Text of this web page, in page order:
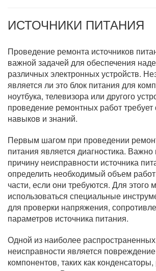
ИСТОЧНИКИ ПИТАНИЯ
Проведение ремонта источников
важной задачей для обеспечения
различных электронных устройств.
является ли это блок питания для
ноутбука, телевизора или другого
проведение ремонтных работ
навыков и знаний.
Первым шагом при проведении
питания является диагностика.
причину неисправности источника
определить необходимый объем
части, если они требуются. Для этого
использоваться специальные
для проверки напряжения,
параметров источника питания.
Одной из наиболее
неисправности является
компонентов, таких как